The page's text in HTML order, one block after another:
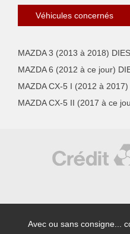
Véhicules concernés
MAZDA 3 (2013 à 2018)
MAZDA 6 (2012 à ce jour)
MAZDA CX-5 I (2012 à
MAZDA CX-5 II (2017 à ce
Avec ou sans consigne...